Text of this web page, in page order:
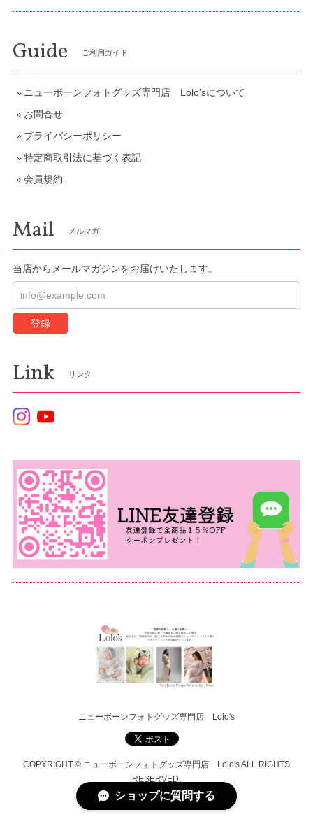
Guide ご利用ガイド
ニューボーンフォトグッズ専門店 Lolo'sについて
お問合せ
プライバシーポリシー
特定商取引法に基づく表記
会員規約
Mail メルマガ
当店からメールマガジンをお届けいたします。
登録
Link リンク
ニューボーンフォトグッズ専門店 Lolo's
COPYRIGHT © ニューボーンフォトグッズ専門店 Lolo's ALL RIGHTS
RESERVED.
ショップに質問する